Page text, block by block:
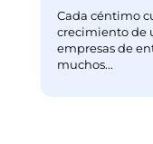
Cada céntimo
crecimiento de
empresas de
muchos...